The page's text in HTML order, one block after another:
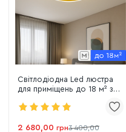
Світлодіодна Led люстра
для приміщень до 18 м² з
Champagne Luxe
2 680,00 грн3 400,00